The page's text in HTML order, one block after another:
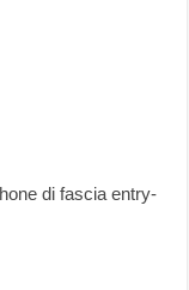
di fascia entry-